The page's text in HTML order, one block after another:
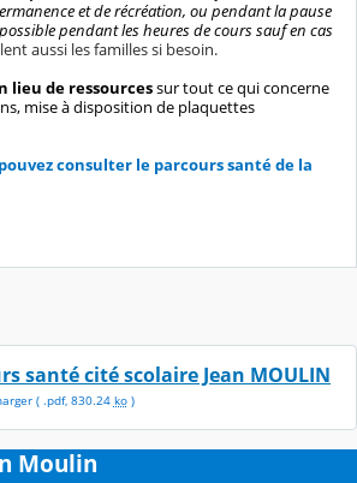
et de récréation, ou pendant la pause
pendant les heures de cours sauf en cas
aussi les familles si besoin.
lieu de ressourcessur tout ce qui concerne
mise à disposition de plaquettes
consulter le parcours santé de la
santé cité scolaire Jean MOULIN
( .pdf, 830.24 ko)
Moulin